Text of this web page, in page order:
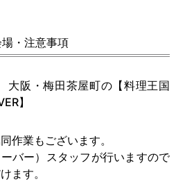
・注意事項
大阪・梅田茶屋町の【料理王国
】
作業もございます。
バー）スタッフが行いますので
ます。